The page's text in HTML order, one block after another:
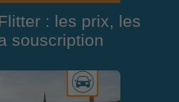
: les prix, les
souscription